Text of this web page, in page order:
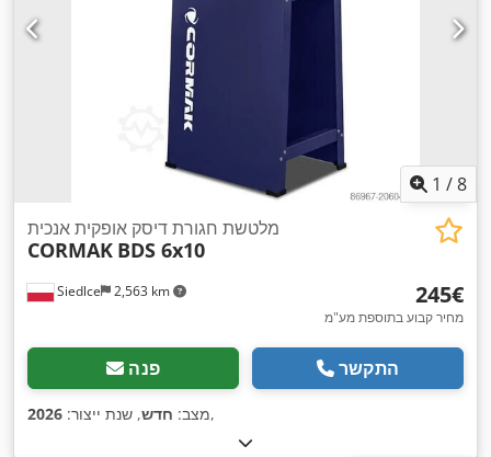
1 /8
Siedlce 2,563 km
מלטשת חגורת דיסק אופקית אנכית
CORMAK BDS 6x10
‏245 ‏€
מחיר קבוע בתוספת מע"מ
פנה התקשר
מצב: חדש, שנת ייצור: 2026 ,